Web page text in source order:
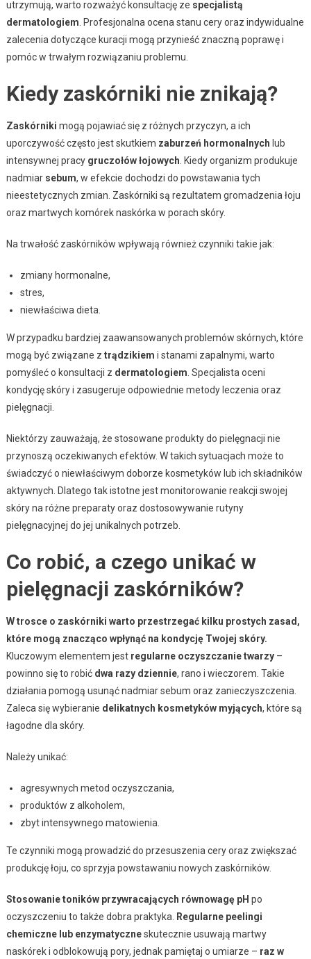
utrzymują, warto rozważyć konsultację ze specjalistą
dermatologiem . Profesjonalna ocena stanu cery oraz indywidualne
zalecenia dotyczące kuracji mogą przynieść znaczną poprawę i
pomóc w trwałym rozwiązaniu problemu.
Kiedy zaskórniki nie znikają?
Zaskórniki mogą pojawiać się z różnych przyczyn, a ich
uporczywość często jest skutkiem zaburzeń hormonalnych lub
intensywnej pracy gruczołów łojowych . Kiedy organizm produkuje
nadmiar sebum, w efekcie dochodzi do powstawania tych
nieestetycznych zmian. Zaskórniki są rezultatem gromadzenia łoju
oraz martwych komórek naskórka w porach skóry.
Na trwałość zaskórników wpływają również czynniki takie jak:
zmiany hormonalne,
stres,
niewłaściwa dieta.
W przypadku bardziej zaawansowanych problemów skórnych, które
mogą być związane z trądzikiem i stanami zapalnymi, warto
pomyśleć o konsultacji z dermatologiem . Specjalista oceni
kondycję skóry i zasugeruje odpowiednie metody leczenia oraz
pielęgnacji.
Niektórzy zauważają, że stosowane produkty do pielęgnacji nie
przynoszą oczekiwanych efektów. W takich sytuacjach może to
świadczyć o niewłaściwym doborze kosmetyków lub ich składników
aktywnych. Dlatego tak istotne jest monitorowanie reakcji swojej
skóry na różne preparaty oraz dostosowywanie rutyny
pielęgnacyjnej do jej unikalnych potrzeb.
Co robić, a czego unikać w
pielęgnacji zaskórników?
W trosce o zaskórniki warto przestrzegać kilku prostych zasad,
które mogą znacząco wpłynąć na kondycję Twojej skóry.
Kluczowym elementem jest regularne oczyszczanie twarzy–
powinno się to robić dwa razy dziennie, rano i wieczorem. Takie
działania pomogą usunąć nadmiar sebum oraz zanieczyszczenia.
Zaleca się wybieranie delikatnych kosmetyków myjących, które są
łagodne dla skóry.
Należy unikać:
agresywnych metod oczyszczania,
produktów z alkoholem,
zbyt intensywnego matowienia.
Te czynniki mogą prowadzić do przesuszenia cery oraz zwiększać
produkcję łoju, co sprzyja powstawaniu nowych zaskórników.
Stosowanie toników przywracających równowagę pH po
oczyszczeniu to także dobra praktyka.
Regularne peelingi
chemiczne lub enzymatyczneskutecznie usuwają martwy
naskórek i odblokowują pory, jednak pamiętaj o umiarze – raz w